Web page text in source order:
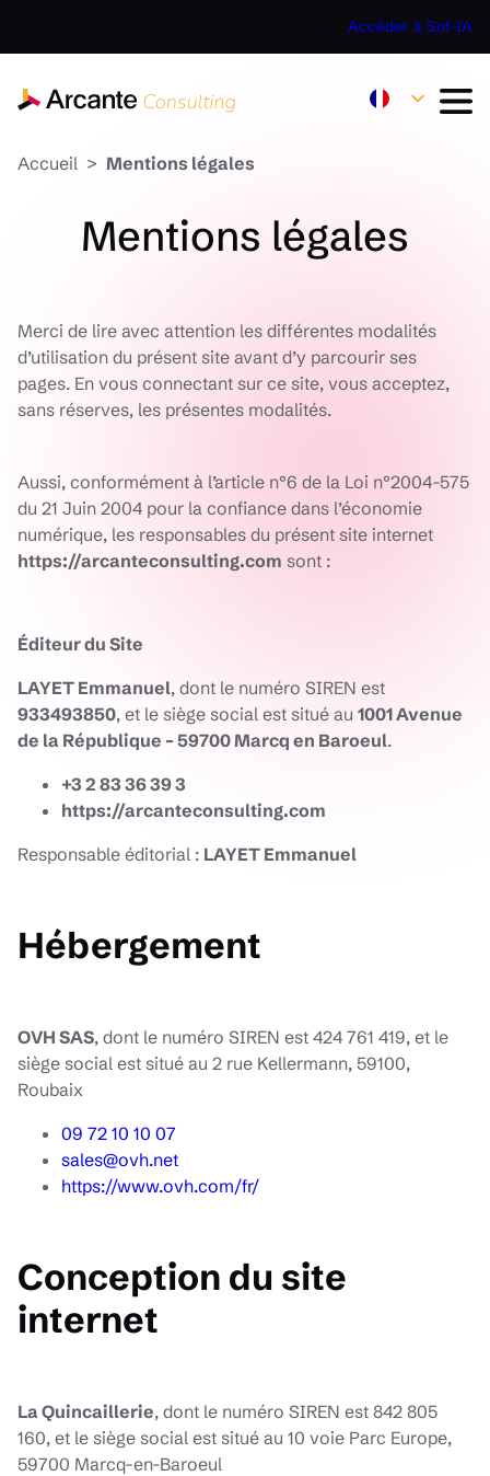
Accéder à Sof-IA
Accueil Mentions légales
Mentions légales
Merci de lire avec attention les différentes modalités
d’utilisation du présent site avant d’y parcourir ses
pages. En vous connectant sur ce site, vous acceptez,
sans réserves, les présentes modalités.
Aussi, conformément à l’article n°6 de la Loi n°2004-575
du 21 Juin 2004 pour la confiance dans l’économie
numérique, les responsables du présent site internet
https://arcanteconsulting.com sont :
Éditeur du Site
LAYET Emmanuel, dont le numéro SIREN est
933493850, et le siège social est situé au 1001 Avenue
de la République – 59700 Marcq en Baroeul.
+3 2 83 36 39 3
https://arcanteconsulting.com
Responsable éditorial : LAYET Emmanuel
Hébergement
OVH SAS, dont le numéro SIREN est 424 761 419, et le
siège social est situé au 2 rue Kellermann, 59100,
Roubaix
09 72 10 10 07
sales@ovh.net
https://www.ovh.com/fr/
Conception du site
internet
La Quincaillerie, dont le numéro SIREN est 842 805
160, et le siège social est situé au 10 voie Parc Europe,
59700 Marcq-en-Baroeul